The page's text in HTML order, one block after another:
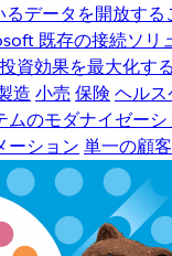
るデータを開放す
既存の接続ソリ
資効果を最大化する
造 小売 保険 ヘルス
ムのモダナイゼーシ
ーション 単一の顧